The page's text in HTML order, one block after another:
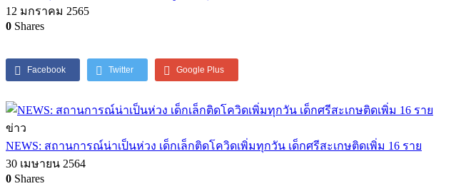
12 มกราคม 2565
0 Shares
Facebook Twitter Google Plus
ข่าว
NEWS: สถานการณ์น่าเป็นห่วง เด็กเล็กติดโควิดเพิ่มทุกวัน เด็กศรีสะเกษติดเพิ่ม 16 ราย
30 เมษายน 2564
0 Shares